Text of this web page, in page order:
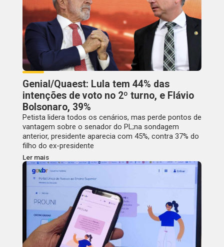
Genial/Quaest: Lula tem 44% das
intenções de voto no 2º turno, e Flávio
Bolsonaro, 39%
Petista lidera todos os cenários, mas perde pontos de
vantagem sobre o senador do PL;na sondagem
anterior, presidente aparecia com 45%, contra 37% do
filho do ex-presidente
Ler mais